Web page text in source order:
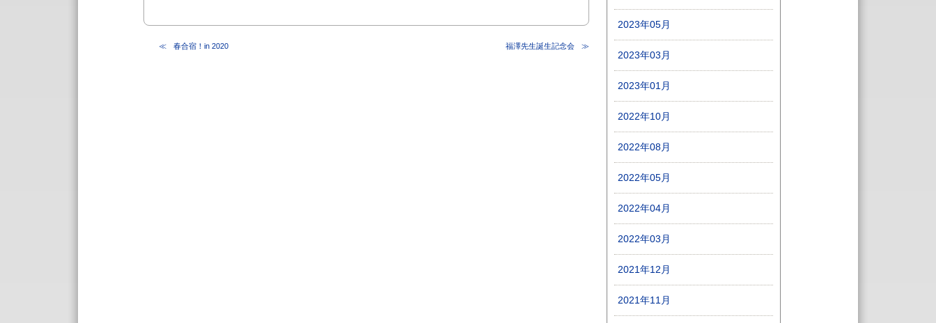
春合宿！in 2020 福澤先生誕生記念会
2023年05月
2023年03月
2023年01月
2022年10月
2022年08月
2022年05月
2022年04月
2022年03月
2021年12月
2021年11月